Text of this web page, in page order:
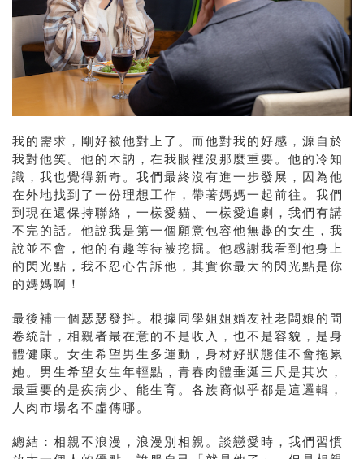
我的需求，剛好被他對上了。而他對我的好感，源自於
我對他笑。他的木訥，在我眼裡沒那麼重要。他的冷知
識，我也覺得新奇。我們最終沒有進一步發展，因為他
在外地找到了一份理想工作，帶著媽媽一起前往。我們
到現在還保持聯絡，一樣愛貓、一樣愛追劇，我們有講
不完的話。他說我是第一個願意包容他無趣的女生，我
說並不會，他的有趣等待被挖掘。他感謝我看到他身上
的閃光點，我不忍心告訴他，其實你最大的閃光點是你
的媽媽啊！
最後補一個瑟瑟發抖。根據同學姐姐婚友社老闆娘的問
卷統計，相親者最在意的不是收入，也不是容貌，是身
體健康。女生希望男生多運動，身材好狀態佳不會拖累
她。男生希望女生年輕點，青春肉體垂涎三尺是其次，
最重要的是疾病少、能生育。各族裔似乎都是這邏輯，
人肉市場名不虛傳哪。
總結：相親不浪漫，浪漫別相親。談戀愛時，我們習慣